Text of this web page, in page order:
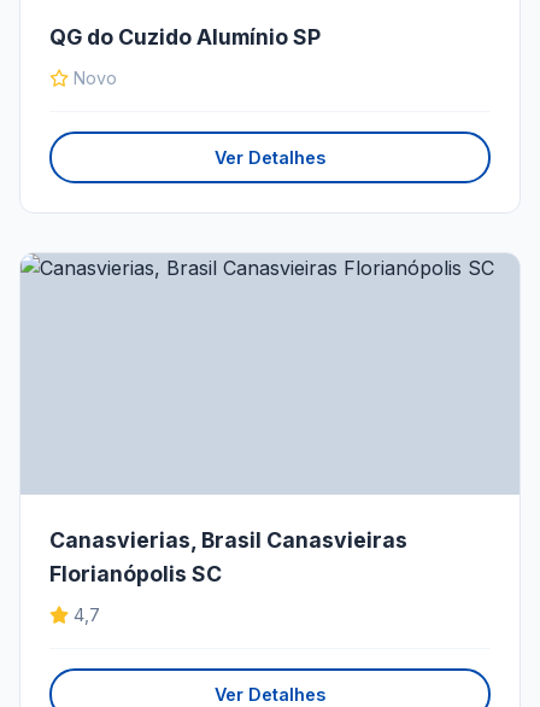
QG do Cuzido Alumínio SP
Novo
Ver Detalhes
Canasvierias, Brasil Canasvieiras
Florianópolis SC
4,7
Ver Detalhes